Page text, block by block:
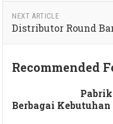
NEXT ARTICLE
Distributor Round
Recommended
Berbagai